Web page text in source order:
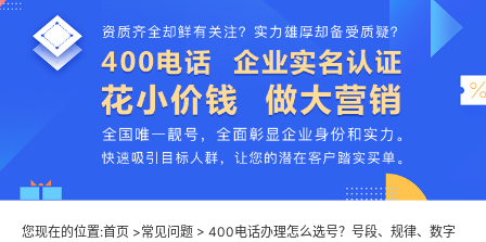
您现在的位置:首页 >常见问题 > 400电话办理怎么选号？号段、规律、数字